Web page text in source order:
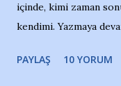
içinde, kimi zaman
kendimi. Yazmaya
Yazımı, ağlayarak
PAYLAŞ 10 YORUM